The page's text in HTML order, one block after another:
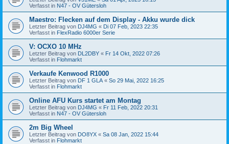
Verfasst in N47 - OV Gütersloh
Maestro: Flecken auf dem Display - Akku wurde dick
Letzter Beitrag von DJ4MG « Di 07 Feb, 2023 22:35
Verfasst in FlexRadio 6000er Serie
V: OCXO 10 MHz
Letzter Beitrag von DL2DBY « Fr 14 Okt, 2022 07:26
Verfasst in Flohmarkt
Verkaufe Kenwood R1000
Letzter Beitrag von DF 1 GLA « So 29 Mai, 2022 16:25
Verfasst in Flohmarkt
Online AFU Kurs startet am Montag
Letzter Beitrag von DJ4MG « Fr 11 Feb, 2022 20:31
Verfasst in N47 - OV Gütersloh
2m Big Wheel
Letzter Beitrag von DO8YX « Sa 08 Jan, 2022 15:44
Verfasst in Flohmarkt